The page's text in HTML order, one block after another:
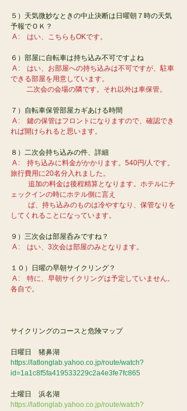
５）天気微妙なときの中止決断は日曜朝７時の天気
予報でＯＫ？
A :　はい、こちらもOKです。
６）部屋に自転車は持ち込み不可ですよね
A :　はい、お部屋への持ち込みは不可ですが、駐車
できる部屋を用意しています。
         二次会の会場の隣です。それ以外は車保管。
７）自転車保管部屋カギあける時間
A :　鍵の保管はフロントになりますので、確認でき
れば開けられると思います。
８）二次会持ち込みの件、詳細
A :　持ち込みに料金がかかります。540円/人です。
旅行費用に20名分入れました。
ェックインの時にホテル側に言え
してくれることになっています。
９）三次会は部屋呑みですね？
A :　はい、3次会は部屋のみとなります。
１０）日曜の早朝サイクリング？
A :　特に、早朝サイクリングは予定していません。
各自で。
サイクリングのコースと危険マップ
日曜日　猪鼻湖
https://latlonglab.yahoo.co.jp/route/watch?
id=1a1c8f5fa419533229c2a4e3fe7fc865
土曜日　浜名湖
https://latlonglab.yahoo.co.jp/route/watch?